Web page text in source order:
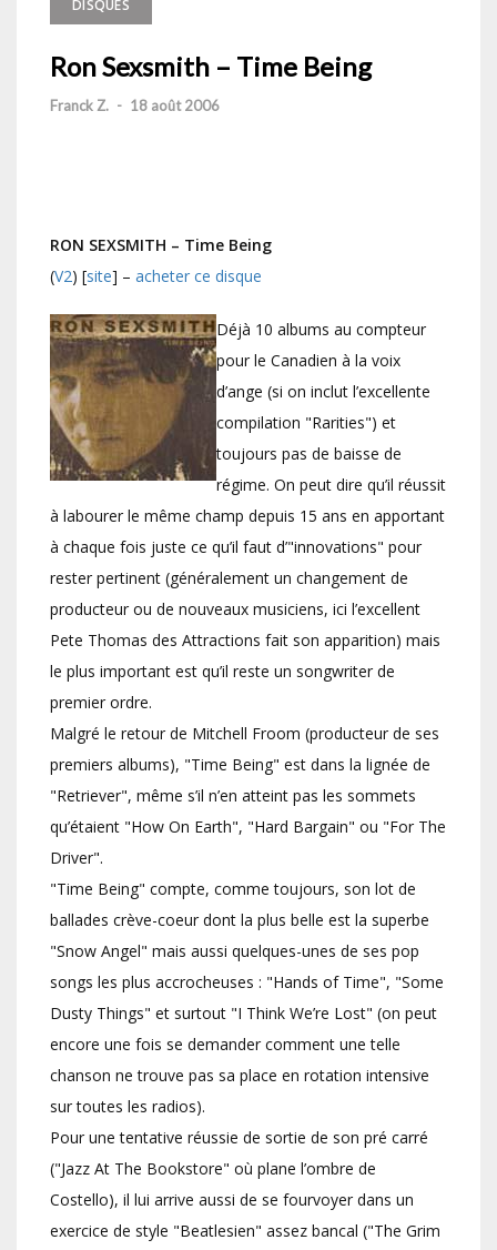
DISQUES
Ron Sexsmith – Time Being
Franck Z. - 18 août 2006
RON SEXSMITH – Time Being
(V2) [site] – acheter ce disque
Déjà 10 albums au compteur
pour le Canadien à la voix
d’ange (si on inclut l’excellente
compilation "Rarities") et
toujours pas de baisse de
régime. On peut dire qu’il réussit
à labourer le même champ depuis 15 ans en apportant
à chaque fois juste ce qu’il faut d’"innovations" pour
rester pertinent (généralement un changement de
producteur ou de nouveaux musiciens, ici l’excellent
Pete Thomas des Attractions fait son apparition) mais
le plus important est qu’il reste un songwriter de
premier ordre.
Malgré le retour de Mitchell Froom (producteur de ses
premiers albums), "Time Being" est dans la lignée de
"Retriever", même s’il n’en atteint pas les sommets
qu’étaient "How On Earth", "Hard Bargain" ou "For The
Driver".
"Time Being" compte, comme toujours, son lot de
ballades crève-coeur dont la plus belle est la superbe
"Snow Angel" mais aussi quelques-unes de ses pop
songs les plus accrocheuses : "Hands of Time", "Some
Dusty Things" et surtout "I Think We’re Lost" (on peut
encore une fois se demander comment une telle
chanson ne trouve pas sa place en rotation intensive
sur toutes les radios).
Pour une tentative réussie de sortie de son pré carré
("Jazz At The Bookstore" où plane l’ombre de
Costello), il lui arrive aussi de se fourvoyer dans un
exercice de style "Beatlesien" assez bancal ("The Grim